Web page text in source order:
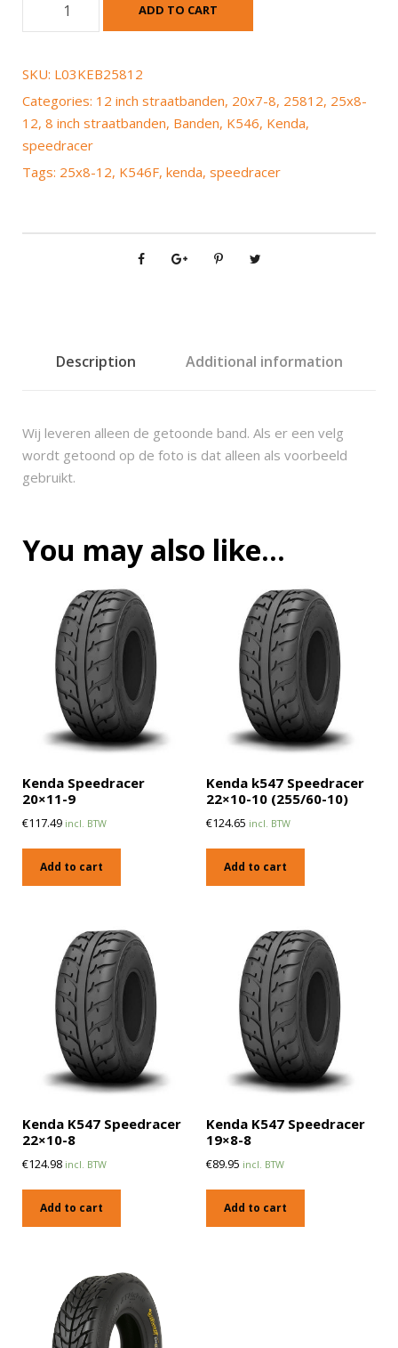
K
5
4
6
2
5
x
1
ADD TO CART
SKU: L03KEB25812
Categories: 12 inch straatbanden, 20x7-8, 25812, 25x8-
12, 8 inch straatbanden, Banden, K546, Kenda,
speedracer
Tags: 25x8-12, K546F, kenda, speedracer
Description Additional information
Wij leveren alleen de getoonde band. Als er een velg
wordt getoond op de foto is dat alleen als voorbeeld
gebruikt.
You may also like…
Kenda Speedracer
20×11-9
€117.49 incl. BTW
Add to cart
Kenda k547 Speedracer
22×10-10 (255/60-10)
€124.65 incl. BTW
Add to cart
Kenda K547 Speedracer
22×10-8
€124.98 incl. BTW
Add to cart
Kenda K547 Speedracer
19×8-8
€89.95 incl. BTW
Add to cart